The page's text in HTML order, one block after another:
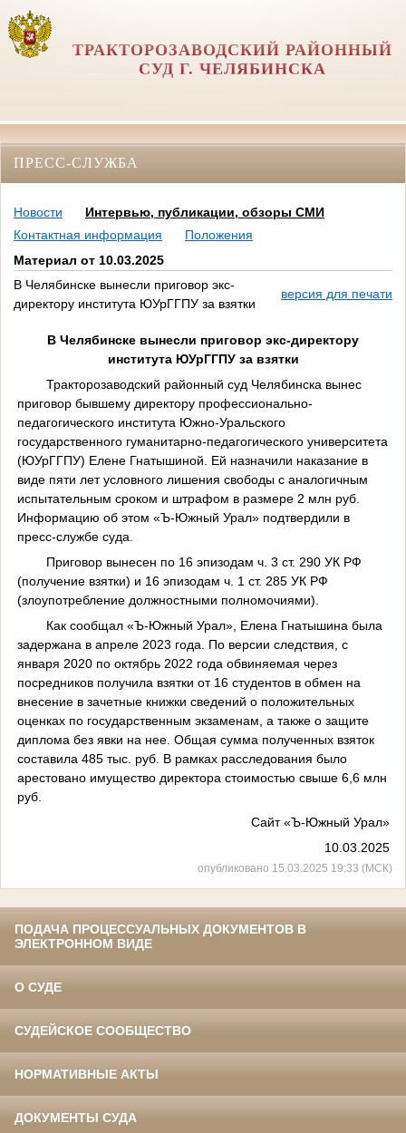
ТРАКТОРОЗАВОДСКИЙ РАЙОННЫЙ
СУД Г. ЧЕЛЯБИНСКА
ПРЕСС-СЛУЖБА
Новости
Интервью, публикации, обзоры СМИ
Контактная информация
Положения
Материал от 10.03.2025
В Челябинске вынесли приговор экс-
директору института ЮУрГГПУ за взятки
версия для печати
В Челябинске вынесли приговор экс-директору
института ЮУрГГПУ за взятки
Тракторозаводский районный суд Челябинска вынес
приговор бывшему директору профессионально-
педагогического института Южно-Уральского
государственного гуманитарно-педагогического университета
(ЮУрГГПУ) Елене Гнатышиной. Ей назначили наказание в
виде пяти лет условного лишения свободы с аналогичным
испытательным сроком и штрафом в размере 2 млн руб.
Информацию об этом «Ъ-Южный Урал» подтвердили в
пресс-службе суда.
Приговор вынесен по 16 эпизодам ч. 3 ст. 290 УК РФ
(получение взятки) и 16 эпизодам ч. 1 ст. 285 УК РФ
(злоупотребление должностными полномочиями).
Как сообщал «Ъ-Южный Урал», Елена Гнатышина была
задержана в апреле 2023 года. По версии следствия, с
января 2020 по октябрь 2022 года обвиняемая через
посредников получила взятки от 16 студентов в обмен на
внесение в зачетные книжки сведений о положительных
оценках по государственным экзаменам, а также о защите
диплома без явки на нее. Общая сумма полученных взяток
составила 485 тыс. руб. В рамках расследования было
арестовано имущество директора стоимостью свыше 6,6 млн
руб.
Сайт «Ъ-Южный Урал»
10.03.2025
опубликовано 15.03.2025 19:33 (МСК)
ПОДАЧА ПРОЦЕССУАЛЬНЫХ ДОКУМЕНТОВ В
ЭЛЕКТРОННОМ ВИДЕ
О СУДЕ
СУДЕЙСКОЕ СООБЩЕСТВО
НОРМАТИВНЫЕ АКТЫ
ДОКУМЕНТЫ СУДА